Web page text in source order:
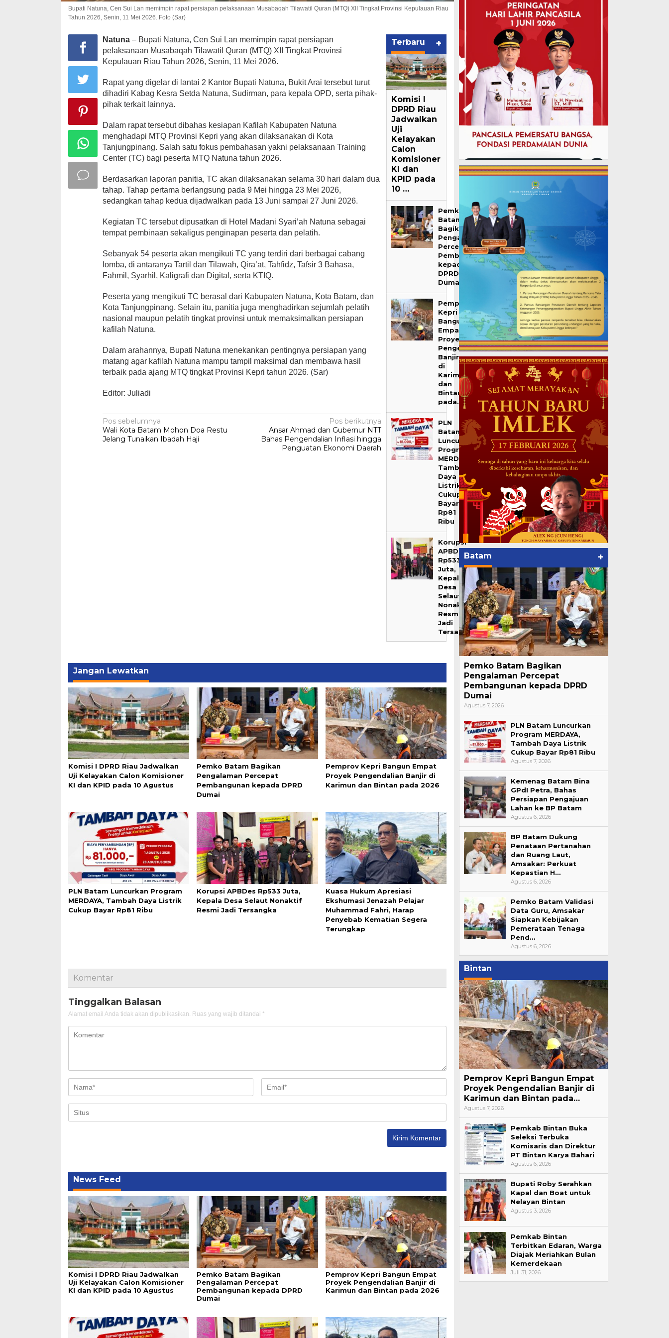
Bupati Natuna, Cen Sui Lan memimpin rapat persiapan pelaksanaan Musabaqah Tilawatil Quran (MTQ) XII Tingkat Provinsi Kepulauan Riau
Tahun 2026, Senin, 11 Mei 2026. Foto (Sar)
Natuna – Bupati Natuna, Cen Sui Lan memimpin rapat persiapan
pelaksanaan Musabaqah Tilawatil Quran (MTQ) XII Tingkat Provinsi
Kepulauan Riau Tahun 2026, Senin, 11 Mei 2026.
Rapat yang digelar di lantai 2 Kantor Bupati Natuna, Bukit Arai tersebut turut
dihadiri Kabag Kesra Setda Natuna, Sudirman, para kepala OPD, serta pihak-
pihak terkait lainnya.
Dalam rapat tersebut dibahas kesiapan Kafilah Kabupaten Natuna
menghadapi MTQ Provinsi Kepri yang akan dilaksanakan di Kota
Tanjungpinang. Salah satu fokus pembahasan yakni pelaksanaan Training
Center (TC) bagi peserta MTQ Natuna tahun 2026.
Berdasarkan laporan panitia, TC akan dilaksanakan selama 30 hari dalam dua
tahap. Tahap pertama berlangsung pada 9 Mei hingga 23 Mei 2026,
sedangkan tahap kedua dijadwalkan pada 13 Juni sampai 27 Juni 2026.
Kegiatan TC tersebut dipusatkan di Hotel Madani Syari’ah Natuna sebagai
tempat pembinaan sekaligus penginapan peserta dan pelatih.
Sebanyak 54 peserta akan mengikuti TC yang terdiri dari berbagai cabang
lomba, di antaranya Tartil dan Tilawah, Qira’at, Tahfidz, Tafsir 3 Bahasa,
Fahmil, Syarhil, Kaligrafi dan Digital, serta KTIQ.
Peserta yang mengikuti TC berasal dari Kabupaten Natuna, Kota Batam, dan
Kota Tanjungpinang. Selain itu, panitia juga menghadirkan sejumlah pelatih
nasional maupun pelatih tingkat provinsi untuk memaksimalkan persiapan
kafilah Natuna.
Dalam arahannya, Bupati Natuna menekankan pentingnya persiapan yang
matang agar kafilah Natuna mampu tampil maksimal dan membawa hasil
terbaik pada ajang MTQ tingkat Provinsi Kepri tahun 2026. (Sar)
Editor: Juliadi
Navigasi
pos
Pos sebelumnya
Wali Kota Batam Mohon Doa Restu
Jelang Tunaikan Ibadah Haji
Pos berikutnya
Ansar Ahmad dan Gubernur NTT
Bahas Pengendalian Inflasi hingga
Penguatan Ekonomi Daerah
Terbaru +
Komisi I
DPRD Riau
Jadwalkan
Uji
Kelayakan
Calon
Komisioner
KI dan
KPID pada
10 …
Pemko
Batam
Bagikan
Pengalaman
Percepat
Pembangunan
kepada
DPRD
Dumai
Pemprov
Kepri
Bangun
Empat
Proyek
Pengendalian
Banjir
di
Karimun
dan
Bintan
pada…
PLN
Batam
Luncurkan
Program
MERDAYA,
Tambah
Daya
Listrik
Cukup
Bayar
Rp81
Ribu
Korupsi
APBDes
Rp533
Juta,
Kepala
Desa
Selaut
Nonaktif
Resmi
Jadi
Tersangka
Jangan Lewatkan
Komisi I DPRD Riau Jadwalkan
Uji Kelayakan Calon Komisioner
KI dan KPID pada 10 Agustus
Pemko Batam Bagikan
Pengalaman Percepat
Pembangunan kepada DPRD
Dumai
Pemprov Kepri Bangun Empat
Proyek Pengendalian Banjir di
Karimun dan Bintan pada 2026
PLN Batam Luncurkan Program
MERDAYA, Tambah Daya Listrik
Cukup Bayar Rp81 Ribu
Korupsi APBDes Rp533 Juta,
Kepala Desa Selaut Nonaktif
Resmi Jadi Tersangka
Kuasa Hukum Apresiasi
Ekshumasi Jenazah Pelajar
Muhammad Fahri, Harap
Penyebab Kematian Segera
Terungkap
Komentar
Tinggalkan Balasan
Alamat email Anda tidak akan dipublikasikan. Ruas yang wajib ditandai *
News Feed
Komisi I DPRD Riau Jadwalkan
Uji Kelayakan Calon Komisioner
KI dan KPID pada 10 Agustus
Pemko Batam Bagikan
Pengalaman Percepat
Pembangunan kepada DPRD
Dumai
Pemprov Kepri Bangun Empat
Proyek Pengendalian Banjir di
Karimun dan Bintan pada 2026
Batam +
Pemko Batam Bagikan
Pengalaman Percepat
Pembangunan kepada DPRD
Dumai
Agustus 7, 2026
PLN Batam Luncurkan
Program MERDAYA,
Tambah Daya Listrik
Cukup Bayar Rp81 Ribu
Agustus 7, 2026
Kemenag Batam Bina
GPdI Petra, Bahas
Persiapan Pengajuan
Lahan ke BP Batam
Agustus 6, 2026
BP Batam Dukung
Penataan Pertanahan
dan Ruang Laut,
Amsakar: Perkuat
Kepastian H…
Agustus 6, 2026
Pemko Batam Validasi
Data Guru, Amsakar
Siapkan Kebijakan
Pemerataan Tenaga
Pend…
Agustus 6, 2026
Bintan
Pemprov Kepri Bangun Empat
Proyek Pengendalian Banjir di
Karimun dan Bintan pada…
Agustus 7, 2026
Pemkab Bintan Buka
Seleksi Terbuka
Komisaris dan Direktur
PT Bintan Karya Bahari
Agustus 6, 2026
Bupati Roby Serahkan
Kapal dan Boat untuk
Nelayan Bintan
Agustus 3, 2026
Pemkab Bintan
Terbitkan Edaran, Warga
Diajak Meriahkan Bulan
Kemerdekaan
Juli 31, 2026